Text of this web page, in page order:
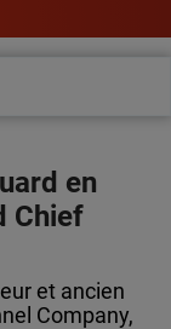
en
Chief
et ancien
Company,